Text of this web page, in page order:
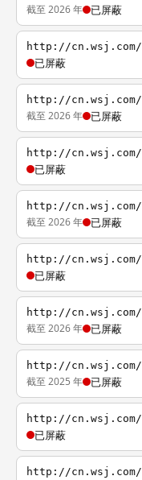
截至 2026 年 已屏蔽
http://cn.wsj.com/
已屏蔽
http://cn.wsj.com/
截至 2026 年 已屏蔽
http://cn.wsj.com/
已屏蔽
http://cn.wsj.com/
截至 2026 年 已屏蔽
http://cn.wsj.com/
已屏蔽
http://cn.wsj.com/
截至 2026 年 已屏蔽
http://cn.wsj.com/
截至 2025 年 已屏蔽
http://cn.wsj.com/
已屏蔽
http://cn.wsj.com/